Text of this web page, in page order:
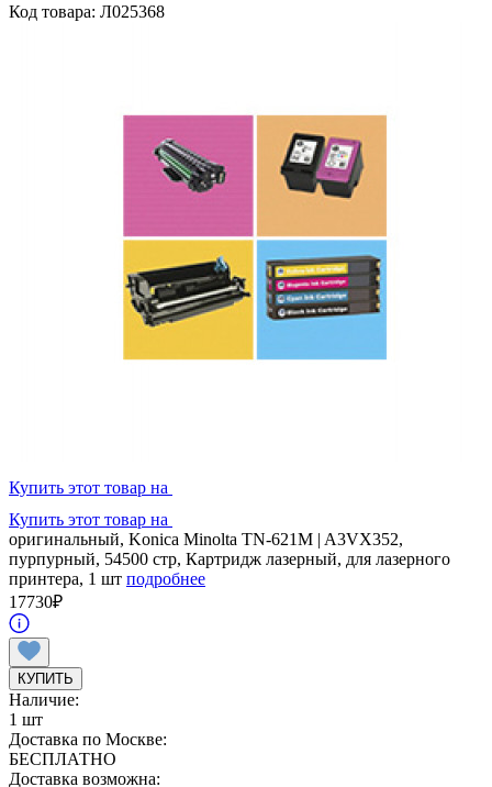
Код товара: Л025368
Купить этот товар на
Купить этот товар на
оригинальный, Konica Minolta TN-621M | A3VX352,
пурпурный, 54500 стр, Картридж лазерный, для лазерного
принтера, 1 шт подробнее
17730₽
КУПИТЬ
Наличие:
1 шт
Доставка по Москве:
БЕСПЛАТНО
Доставка возможна: